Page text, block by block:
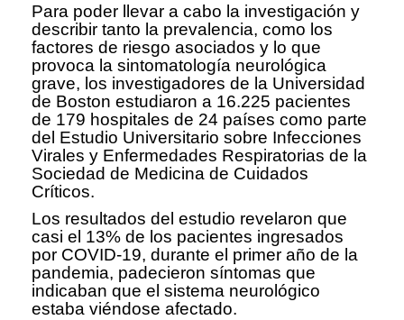
Para poder llevar a cabo la investigación y
describir tanto la prevalencia, como los
factores de riesgo asociados y lo que
provoca la sintomatología neurológica
grave, los investigadores de la Universidad
de Boston estudiaron a 16.225 pacientes
de 179 hospitales de 24 países como parte
del Estudio Universitario sobre Infecciones
Virales y Enfermedades Respiratorias de la
Sociedad de Medicina de Cuidados
Críticos.
Los resultados del estudio revelaron que
casi el 13% de los pacientes ingresados
por COVID-19, durante el primer año de la
pandemia, padecieron síntomas que
indicaban que el sistema neurológico
estaba viéndose afectado.